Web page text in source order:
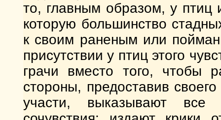
то, главным образом, у птиц
которую большинство
к своим раненым или
присутствии у птиц этого
грачи вместо того, чтобы
стороны, предоставив
участи, выказывают